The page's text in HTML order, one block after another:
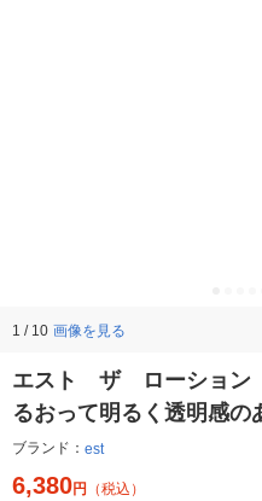
1 / 10 画像を見る
エスト ザ ローショ
るおって明るく透明感の
ブランド： est
6,380円 （税込）